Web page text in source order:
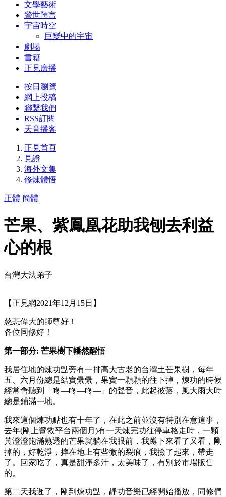
文學藝術
警世預言
宇宙時空
巨變中的宇宙
劇場
書籍
正見廣播
按日瀏覽
網上投稿
聯繫我們
RSS訂閱
天音播客
正見首頁
見證
海外文集
修煉體悟
正體 簡體
芒果、紫鳳凰花助我刨去利益
心的根
台灣大法弟子
【正見網2021年12月15日】
慈悲偉大的師尊好！
各位同修好！
第一部分: 芒果樹下幡然醒悟
我居住地的煉功點旁有一排高大古老的台灣土芒果樹，每年
五、六月份總是結實纍纍，果實一顆顆的往下掉，煉功的時候
經常會聽到「咚—咚—咚—」的聲音，此起彼落，風大雨大時
總是鋪滿一地。
我來這個煉功點也有十年了，在此之前並沒有特別在意這事，
去年(剛上營救平台兩個月)有一天煉完功往停車格走時，一顆
黃澄澄飽滿熟透的芒果就躺在我眼前，我蹲下來看了又看，剛
掉的，好乾淨，摔在地上有些微的裂痕，我撿了起來，帶走
了。回家吃了，真是甜淨多汁，太美味了，有別於市場販售
的。
第二天我遲了，剛到煉功點，靜功音樂已經開始播放，同修們